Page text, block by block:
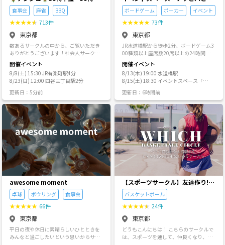
とだらけです。 立派な顔をして知識の重
要性を語っていますが、実際のところ、
日々勉強不足だなと反省することばかり
です。 私も含めて知らなかったことを知
り、考え方の癖に気づき、少しずつ見え
る範囲を広げていく場にできればと思っ
ています。知識も、思考のあり方も、参
加者の皆さんと一緒に増やしていけたら
嬉しいです。
を開催している影響かもしれませんが、
日によっては女性の方が多い時もありま
す。 ● ご参加頂いている方の雰囲気 時間
ます。 ・「朝活」のイベントでは、学び
たい気持ちが強い方やとても前向きでポ
ジティブな方にご参加頂く傾向がありま
す。 ・「午前」のイベントでは、主婦の
方やフリーランス・個人事業主・起業さ
れている方が多く、優しい方が多い印象
があります。 ・「昼間」のイベントで
向があると感じます。 ・「夕方」のイベ
ントでは、本当に色々なタイプの方がご
参加頂くので一様に言えませんが、比較
的大人数のご参加を頂く傾向です。 ・
「読書会」のイベントでは、学びに前向
きな素敵な方のご参加が多いと感じてお
ります。 ▍お客様の声🎀 ✨２０代女性
✨「★★★★★」 今回は友だちづくりを
目的に参加。 最初のテーブルは同性同士
でそこまで緊張することなく話すことが
できました。その後カードを使ってのシ
ャッフルが2回あり、色んな人と交流でき
て良かったです。時間があっという間に
感じるくらい。。。 自己紹介カード？は
既に項目があるもので書きやすかった
し、見やすかったように感じました。 参
加している人はみんな積極的にコミュニ
ケーションをとっており、楽しい時間を
過ごせました！ ✨３０代男性✨「★★★
★★」 このようなイベントへは初めての
す。 ---------- ▼ このサークルの良いところ
◎一人参加でも寂しくない 運営がめちゃ
くちゃウェルカム体質＋内輪ノリが嫌い
なので、人見知りさんも安心してくださ
い。一人にさせません笑 ◎「働く」をち
ょっと楽しく 月曜日、会社に行くのが少
しだけマシになるような、そんな仲間が
見つかります。 ◎変な勧誘なし 法人代表
が主催してるので、変な勧誘とかの心配
は一切ナシ。むしろ積極排除。安心して
遊びに来てください！ ---------- 【こんな
たい、笑いたい。 ◎職場以外の「普通に
仲良い友達」が欲しい。 ◎難しい話は苦
手だけど、人生ちょっと良くしたい欲は
ある😊 ◎お酒が好き、またはお酒の席の
雰囲気が好き！ ---------- 【最後に】 「どん
な人がいるのかな…」って不安かもです
が、みんな最初は一人でした！ あんまり
構えず、ふらっと遊びに来る感覚でOKで
す。 一緒に「おもしろい休日」をアップ
デートしていきましょう〜！🍻✨ ----------
【主催】 アップデート株式会社 コミュニ
ティ事業部
どなど 色々対応出来るので、リクエスト
も有れば言ってください✨ まずはお気軽
にご連絡、ご参加ください😊
半の友達作りサークル
食事会 麻雀 BBQ
★★★★★ 713件
東京都
数あるサークルの中から、ご覧いただき
ありがとうございます！社会人サークル
アンジュは30代中盤～50代前半の友達作
りサークルです✮ 立食パーティー、食事
会、麻雀、散策、お花見、BBQなど。 初
参加の方も3〜4割ほどいらっしゃいま
す。 特徴は初参加の方が溶け込みやすい
はありません✮初参加の方もよく来て下
さる方も和やかにお話しできる雰囲気だ
と思います(^^) ぜひ気軽に参加して頂き
たくさんの方と交流してほしいと思って
います☆ 会社や普段のルーティンの中で
は、本来出会うことがなかった人たちと
気軽に出会えるので、不安な気持ちはあ
ると思いますがぜひ一度お越しいただ
き、当サークルの雰囲気を感じてもらえ
たらと思います✨ 🔴以下の40～55歳の
交流会も主催していますので、40代の方
はそちらも併せてよろしくお願いしま
す。 https://tunagate.com/circle/93543
━━━━━━━━━━━━━━━━ ≪イ
ベント参加対象者≫ ◆性別を公開してい
る方 ◆30代中盤～50代前半 ◆日本語を
話せる方 ━━━━━━━━━━━━━━
━━ 性別を公開する方法 ①マイページの
右上の【設定】の歯車をタップする ②登
開催イベント
8/8(土) 15:30 JR有楽町駅4分
8/23(日) 12:00 四谷三丁目駅2分
更新日：5分前
ナビバ」
ボードゲーム ポーカー イベント
★★★★★ 73件
東京都
JR水道橋駅から徒歩2分、ボードゲーム3
00種類以上座席数20席以上の24時間稼働
のフリースペースになります。そちらの
スペースを使い、 ポーカー会、ボードゲ
ーム会、 各種交流会、勉強会、 グルメ会
など定期的に開催しております。
開催イベント
8/13(木) 19:00 水道橋駅
8/15(土) 18:30 イベントスペース「ア
更新日：6時間前
awesome moment
卓球 ボウリング 食事会
★★★★★ 66件
東京都
平日の夜や休日に素晴らしいひとときを
みんなと過ごしたいという思いからサー
【スポーツサークル】友達作り!
スポーツの良さを分かち合いた
い！
バスケットボール
★★★★★ 24件
東京都
どうもこんにちは！ こちらのサークルで
は、スポーツを通して、仲良くなり、ス